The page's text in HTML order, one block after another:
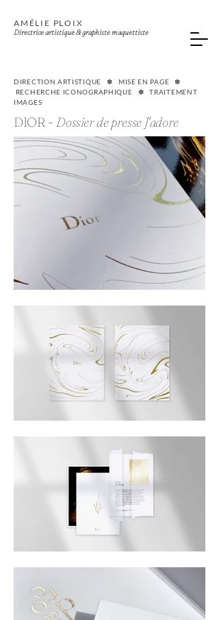
AMÉLIE PLOIX
Directrice artistique & graphiste maquettiste
DIRECTION ARTISTIQUE ✽ MISE EN PAGE ✽
RECHERCHE ICONOGRAPHIQUE ✽ TRAITEMENT
IMAGES
DIOR -Dossier de presse J'adore